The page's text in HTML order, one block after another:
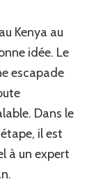
Kenya au
idée. Le
escapade
Dans le
il est
à un expert